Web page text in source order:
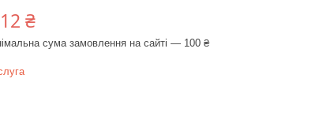
₴
сума замовлення на сайті — 100 ₴